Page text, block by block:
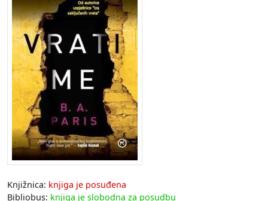
Knjižnica: knjiga je posuđena
Bibliobus: knjiga je slobodna za posudbu